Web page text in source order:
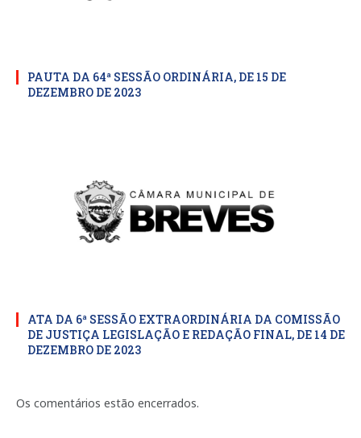
PAUTA DA 64ª SESSÃO ORDINÁRIA, DE 15 DE
DEZEMBRO DE 2023
ATA DA 6ª SESSÃO EXTRAORDINÁRIA DA COMISSÃO
DE JUSTIÇA LEGISLAÇÃO E REDAÇÃO FINAL, DE 14 DE
DEZEMBRO DE 2023
Os comentários estão encerrados.